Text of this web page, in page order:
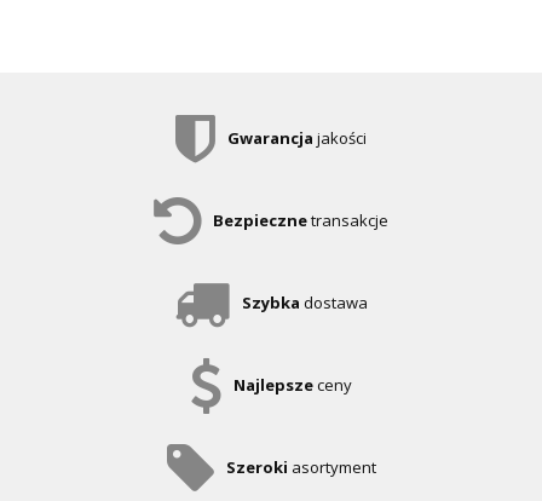
Gwarancja jakości
Bezpiecznetransakcje
Szybka dostawa
Najlepszeceny
Szeroki asortyment